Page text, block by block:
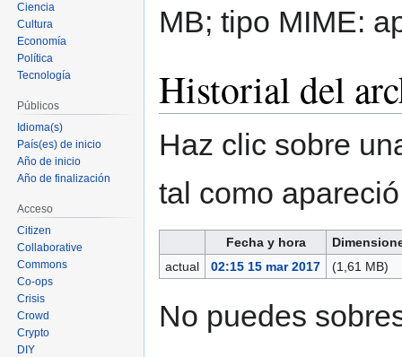
MB; tipo MIME:
Historial del
Haz clic sobre
tal como
Fecha y hora
actual
02:15 15 mar 2017 (1,61 MB)
No puedes
Ciencia
Cultura
Economía
Política
Tecnología
Públicos
Idioma(s)
País(es) de inicio
Año de inicio
Año de finalización
Acceso
Citizen
Collaborative
Commons
Co-ops
Crisis
Crowd
Crypto
DIY